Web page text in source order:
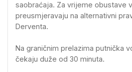
saobraćaja. Za vrijeme obustave
preusmjeravaju na alternativni
Derventa.
Na graničnim prelazima putnička
čekaju duže od 30 minuta.